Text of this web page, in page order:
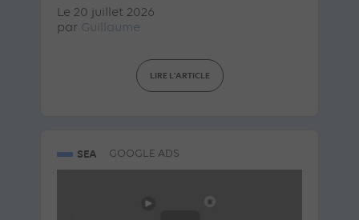
Le 20 juillet 2026
par Guillaume
LIRE L'ARTICLE
SEA GOOGLE ADS